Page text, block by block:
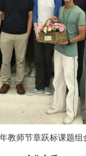
教师节章跃标课题组